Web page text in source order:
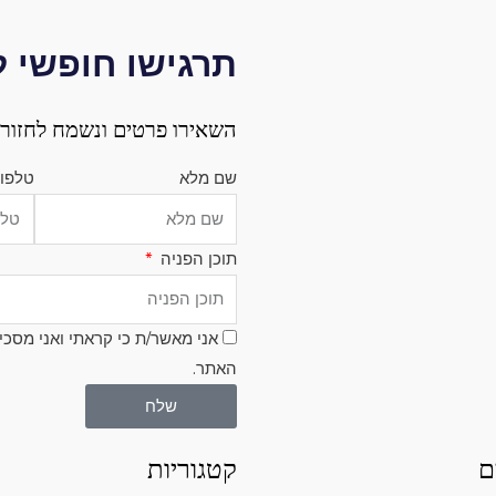
תרגישו חופשי
השאירו פרטים ונשמח
שם מלא
תוכן הפניה
אני מאשר/ת כי קראתי ואני
האתר.
שלח
קטגוריות